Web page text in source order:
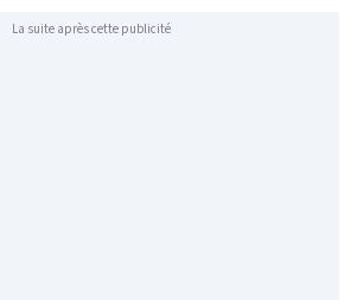
La suite après cette publicité